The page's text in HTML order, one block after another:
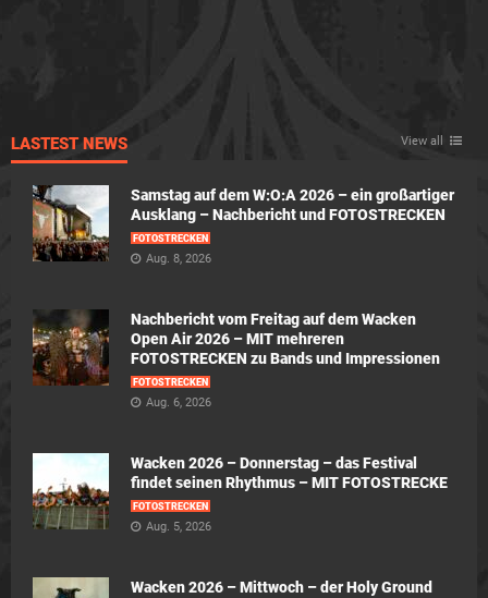
LASTEST NEWS View all
Samstag auf dem W:O:A 2026 – ein großartiger
Ausklang – Nachbericht und FOTOSTRECKEN
FOTOSTRECKEN
Aug. 8, 2026
Nachbericht vom Freitag auf dem Wacken
Open Air 2026 – MIT mehreren
FOTOSTRECKEN zu Bands und Impressionen
FOTOSTRECKEN
Aug. 6, 2026
Wacken 2026 – Donnerstag – das Festival
findet seinen Rhythmus – MIT FOTOSTRECKE
FOTOSTRECKEN
Aug. 5, 2026
Wacken 2026 – Mittwoch – der Holy Ground